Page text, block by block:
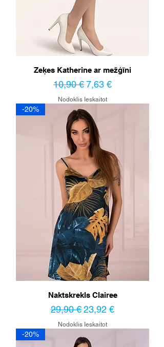
Zeķes Katherine ar mežģīni
Parastā cena
10,90 €Izpārdošanas cena
7,63 €
Nodoklis Ieskaitot
-20%
Naktskrekls Clairee
Parastā cena
29,90 €Izpārdošanas cena
23,92 €
Nodoklis Ieskaitot
-20%